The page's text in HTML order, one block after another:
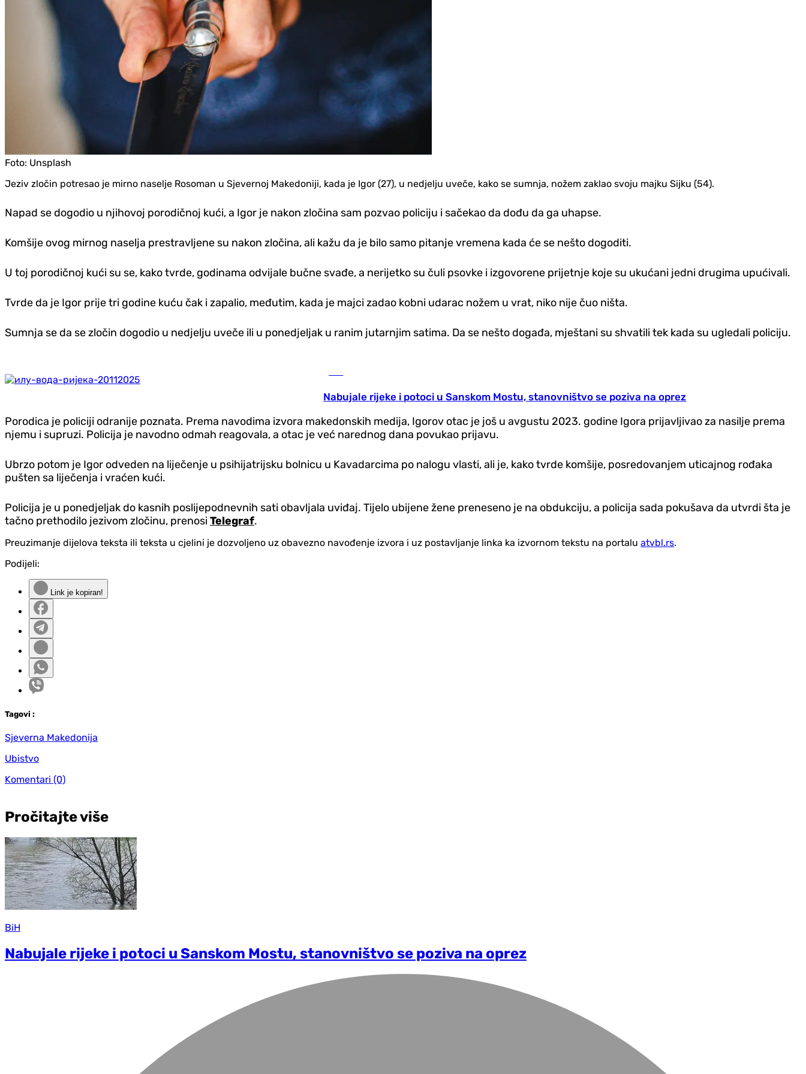
Foto: Unsplash
Jeziv zločin potresao je mirno naselje Rosoman u Sjevernoj Makedoniji, kada je Igor (27), u nedjelju uveče, kako se sumnja, nožem zaklao svoju majku Sijku (54).
Napad se dogodio u njihovoj porodičnoj kući, a Igor je nakon zločina sam pozvao policiju i sačekao da dođu da ga uhapse.
Komšije ovog mirnog naselja prestravljene su nakon zločina, ali kažu da je bilo samo pitanje vremena kada će se nešto dogoditi.
U toj porodičnoj kući su se, kako tvrde, godinama odvijale bučne svađe, a nerijetko su čuli psovke i izgovorene prijetnje koje su ukućani jedni drugima upućivali.
Tvrde da je Igor prije tri godine kuću čak i zapalio, međutim, kada je majci zadao kobni udarac nožem u vrat, niko nije čuo ništa.
Sumnja se da se zločin dogodio u nedjelju uveče ili u ponedjeljak u ranim jutarnjim satima. Da se nešto događa, mještani su shvatili tek kada su ugledali policiju.
Nabujale rijeke i potoci u Sanskom Mostu, stanovništvo se poziva na oprez
Porodica je policiji odranije poznata. Prema navodima izvora makedonskih medija, Igorov otac je još u avgustu 2023. godine Igora prijavljivao za nasilje prema
njemu i supruzi. Policija je navodno odmah reagovala, a otac je već narednog dana povukao prijavu.
Ubrzo potom je Igor odveden na liječenje u psihijatrijsku bolnicu u Kavadarcima po nalogu vlasti, ali je, kako tvrde komšije, posredovanjem uticajnog rođaka
pušten sa liječenja i vraćen kući.
Policija je u ponedjeljak do kasnih poslijepodnevnih sati obavljala uviđaj. Tijelo ubijene žene preneseno je na obdukciju, a policija sada pokušava da utvrdi šta je
tačno prethodilo jezivom zločinu, prenosiTelegraf.
Preuzimanje dijelova teksta ili teksta u cjelini je dozvoljeno uz obavezno navođenje izvora i uz postavljanje linka ka izvornom tekstu na portalu atvbl.rs.
Podijeli:
Link je kopiran!
Tagovi :
Sjeverna Makedonija
Ubistvo
Komentari (0)
Pročitajte više
BiH
Nabujale rijeke i potoci u Sanskom Mostu, stanovništvo se poziva na oprez